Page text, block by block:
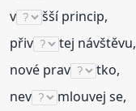
v
šší princip,
přiv
tej návštěvu,
nové prav
tko,
nev
mlouvej se,